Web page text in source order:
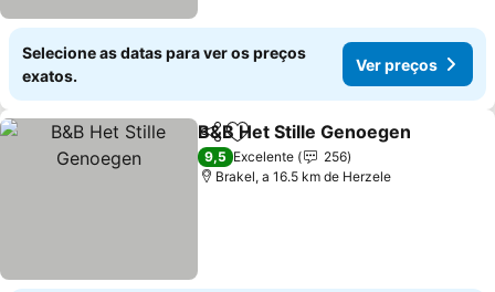
Selecione as datas para ver os preços
exatos.
Ver preços
PartilharAdicionar aos favoritos
B&B Het Stille Genoegen
9,5 Excelente
256
Brakel, a 16.5 km de Herzele